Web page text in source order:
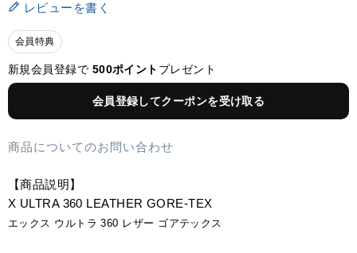
レビューを書く
会員特典
新規会員登録で 500ポイント プレゼント
会員登録してクーポンを受け取る
商品についてのお問い合わせ
【商品説明】
X ULTRA 360 LEATHER GORE-TEX
エックス ウルトラ 360 レザー ゴアテックス